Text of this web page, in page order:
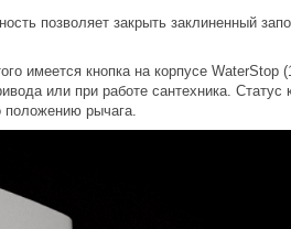
позволяет закрыть заклиненный
имеется кнопка на корпусе WaterStop
или при работе сантехника. Статус
положению рычага.